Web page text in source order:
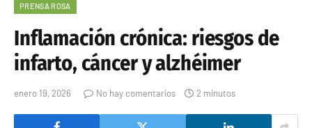
PRENSA ROSA
Inflamación crónica: riesgos de
infarto, cáncer y alzhéimer
enero 19, 2026 No hay comentarios 2 minutos